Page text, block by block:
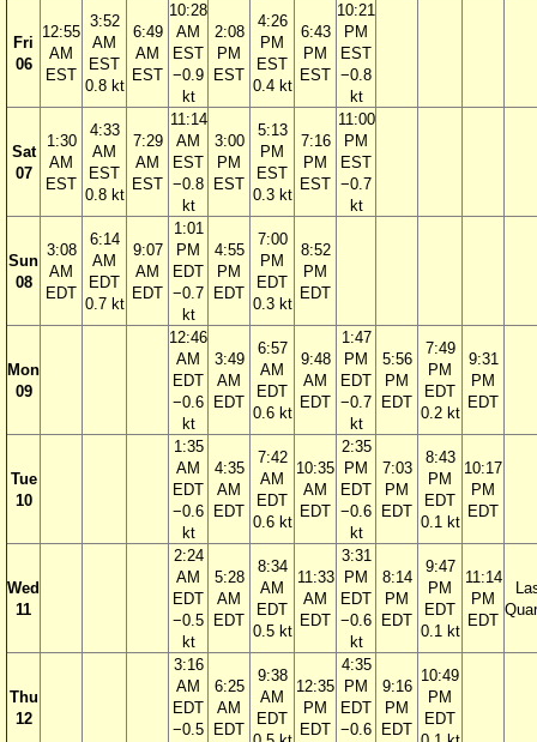
Fri
06
12:55
AM
EST
3:52
AM
EST
0.8 kt
6:49
AM
EST
10:28
AM
EST
−0.9
kt
2:08
PM
EST
4:26
PM
EST
0.4 kt
6:43
PM
EST
10:21
PM
EST
−0.8
kt
Sat
07
1:30
AM
EST
4:33
AM
EST
0.8 kt
7:29
AM
EST
11:14
AM
EST
−0.8
kt
3:00
PM
EST
5:13
PM
EST
0.3 kt
7:16
PM
EST
11:00
PM
EST
−0.7
kt
Sun
08
3:08
AM
EDT
6:14
AM
EDT
0.7 kt
9:07
AM
EDT
1:01
PM
EDT
−0.7
kt
4:55
PM
EDT
7:00
PM
EDT
0.3 kt
8:52
PM
EDT
Mon
09
12:46
AM
EDT
−0.6
kt
3:49
AM
EDT
6:57
AM
EDT
0.6 kt
9:48
AM
EDT
1:47
PM
EDT
−0.7
kt
5:56
PM
EDT
7:49
PM
EDT
0.2 kt
9:31
PM
EDT
Tue
10
1:35
AM
EDT
−0.6
kt
4:35
AM
EDT
7:42
AM
EDT
0.6 kt
10:35
AM
EDT
2:35
PM
EDT
−0.6
kt
7:03
PM
EDT
8:43
PM
EDT
0.1 kt
10:17
PM
EDT
Wed
11
2:24
AM
EDT
−0.5
kt
5:28
AM
EDT
8:34
AM
EDT
0.5 kt
11:33
AM
EDT
3:31
PM
EDT
−0.6
kt
8:14
PM
EDT
9:47
PM
EDT
0.1 kt
11:14
PM
EDT
Thu
12
3:16
AM
EDT
−0.5
6:25
AM
EDT
9:38
AM
EDT
12:35
PM
EDT
4:35
PM
EDT
−0.6
9:16
PM
EDT
10:49
PM
EDT